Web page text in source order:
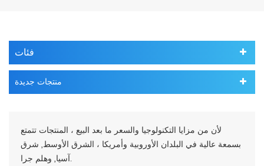
فئات
منتجات جديدة
لأن من مزايا التكنولوجيا والسعر ما بعد البيع ، المنتجات تتمتع
بسمعة عالية في البلدان الأوروبية وأمريكا ، الشرق الأوسط, شرق
آسيا, وهلم جرا.